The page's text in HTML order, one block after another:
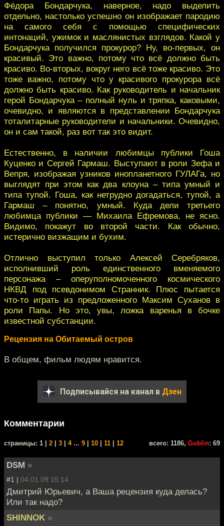
Фёдора Бондарчука, наверное, надо выделить
отдельно, настолько успешно он изображает пародию
на самого себя с помощью специфических
интонаций, ужимок и маслянистых взглядов. Какой у
Бондарчука получился прокурор? Ну, во-первых, он
красивый. Это важно, потому что всё должно быть
красиво. Во-вторых, вокруг него всё тоже красиво. Это
тоже важно, потому что у красивого прокурора всё
должно быть красиво. Как руководитель и начальник
герой Бондарчука – полный нуль и тряпка, каковыми,
очевидно, и являются в представлении Бондарчука
тоталитарные руководители и начальники. Очевидно,
он и сам такой, раз вот так это видит.
Естественно, в наличии любимцы публики Гоша
Куценко и Сергей Гармаш. Выступают в роли Зефа и
Вепря, изображая узников инопланетного ГУЛАГа, но
выглядят при этом как два клоуна – типа умный и
типа тупой. Гоша, как нетрудно догадаться, тупой, а
Гармаш – понятно, умный. Куда дели третьего
любимца публики — Михаила Ефремова, не ясно.
Видимо, покажут во второй части. Как обычно,
истерично визжащим и бухим.
Отлично выступил только Алексей Серебряков,
исполнивший роль единственного вменяемого
персонажа – оперуполномоченного космического
НКВД под псевдонимом Странник. Плюс пытается
что-то играть из предложенного Максим Суханов в
роли Папы. Но это, увы, ложка варенья в бочке
известной субстанции.
Рецензия на Обитаемый остров
В общем, фильм людям нравится.
Подписывайся на канал в Дзен
Комментарии
cтраницы: 1 | 2 3 4... 9 10 11 12 всего: 1186, Goblin: 69
DSM »
#1 | 04.01.09 15:14
Дмитрий Юрьевич, а Ваша рецензия куда делась?
Или так надо?
SHINNOK »